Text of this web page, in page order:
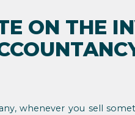
ON THE
whenever you sell